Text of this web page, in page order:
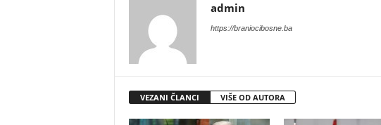
admin
https://braniocibosne.ba
VEZANI ČLANCI VIŠE OD AUTORA